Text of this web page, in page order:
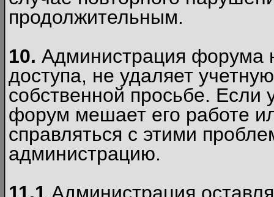
продолжительным.
10. Администрация форума
доступа, не удаляет
собственной просьбе. Если
форум мешает его работе
справляться с этими
администрацию.